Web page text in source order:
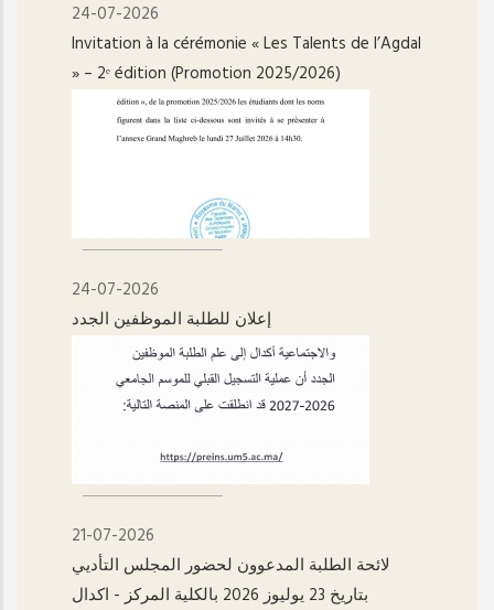
24-07-2026
Invitation à la cérémonie « Les Talents de l’Agdal
» – 2ᵉ édition (Promotion 2025/2026)
24-07-2026
إعلان للطلبة الموظفين الجدد
21-07-2026
لائحة الطلبة المدعوون لحضور المجلس التأديي
بتاريخ 23 يوليوز 2026 بالكلية المركز - اکدال